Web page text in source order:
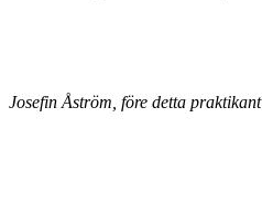
Josefin Åström, före detta praktikant